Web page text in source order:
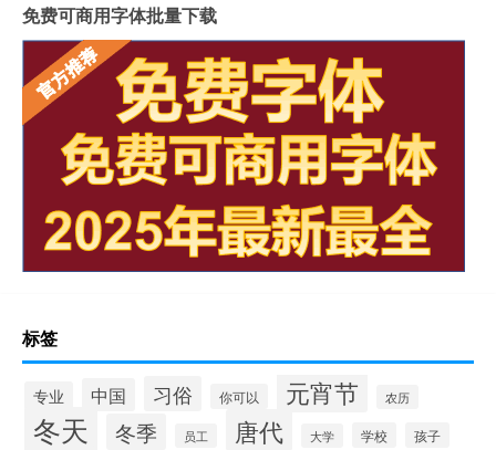
免费可商用字体批量下载
标签
专业 中国 习俗 你可以 元宵节 农历
冬天 冬季 员工 唐代 大学 学校 孩子